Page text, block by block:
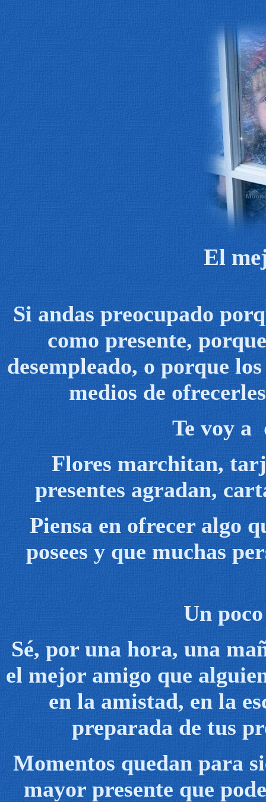
El
Si andas preocupado
como presente,
desempleado, o porque
medios de
Te voy a
Flores marchitan,
presentes agradan,
Piensa en ofrecer algo
posees y que muchas
Un
Sé, por una hora, una
el mejor amigo que
en la amistad, en la
preparada de tus
Momentos quedan para
mayor presente que